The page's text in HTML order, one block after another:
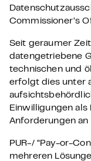
Commissioner’s
Seit geraumer
datengetriebene
technischen und
erfolgt dies unter
Einwilligungen
Anforderungen an
PUR-/ “Pay-or-
mehreren